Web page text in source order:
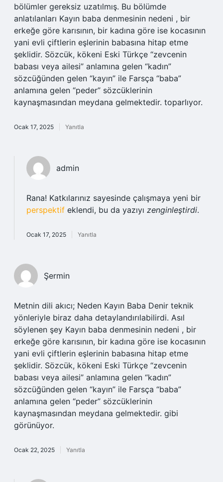
bölümler gereksiz uzatılmış. Bu bölümde
anlatılanları Kayın baba denmesinin nedeni , bir
erkeğe göre karısının, bir kadına göre ise kocasının
yani evli çiftlerin eşlerinin babasına hitap etme
şeklidir. Sözcük, kökeni Eski Türkçe “zevcenin
babası veya ailesi” anlamına gelen “kadın”
sözcüğünden gelen “kayın” ile Farsça “baba”
anlamına gelen “peder” sözcüklerinin
kaynaşmasından meydana gelmektedir. toparlıyor.
Ocak 17, 2025 Yanıtla
admin
Rana! Katkılarınız sayesinde çalışmaya yeni bir
perspektif eklendi, bu da yazıyı zenginleştirdi.
Ocak 17, 2025 Yanıtla
Şermin
Metnin dili akıcı; Neden Kayın Baba Denir teknik
yönleriyle biraz daha detaylandırılabilirdi. Asıl
söylenen şey Kayın baba denmesinin nedeni , bir
erkeğe göre karısının, bir kadına göre ise kocasının
yani evli çiftlerin eşlerinin babasına hitap etme
şeklidir. Sözcük, kökeni Eski Türkçe “zevcenin
babası veya ailesi” anlamına gelen “kadın”
sözcüğünden gelen “kayın” ile Farsça “baba”
anlamına gelen “peder” sözcüklerinin
kaynaşmasından meydana gelmektedir. gibi
görünüyor.
Ocak 22, 2025 Yanıtla